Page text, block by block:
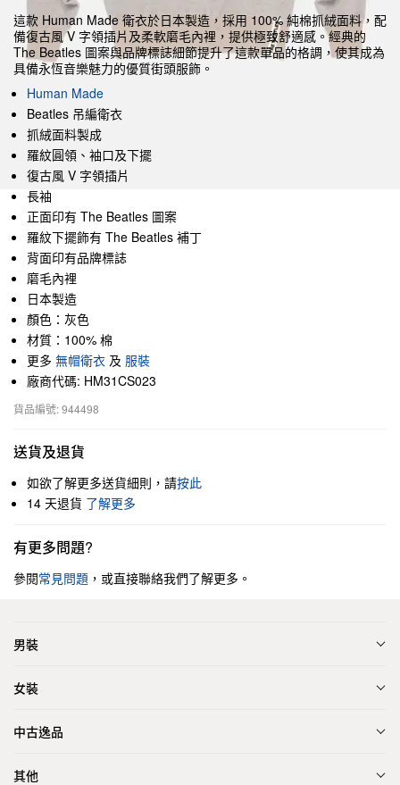
這款 Human Made 衛衣於日本製造，採用 100% 純棉抓絨面料，配
備復古風 V 字領插片及柔軟磨毛內裡，提供極致舒適感。經典的
The Beatles 圖案與品牌標誌細節提升了這款單品的格調，使其成為
具備永恆音樂魅力的優質街頭服飾。
Human Made
Beatles 吊編衛衣
抓絨面料製成
羅紋圓領、袖口及下擺
復古風 V 字領插片
長袖
正面印有 The Beatles 圖案
羅紋下擺飾有 The Beatles 補丁
背面印有品牌標誌
磨毛內裡
日本製造
顏色：灰色
材質：100% 棉
更多 無帽衛衣 及 服裝
廠商代碼: HM31CS023
貨品編號: 944498
送貨及退貨
如欲了解更多送貨細則，請按此
14 天退貨 了解更多
有更多問題?
參閱常見問題 ，或直接聯絡我們了解更多。
男裝
女裝
中古逸品
其他